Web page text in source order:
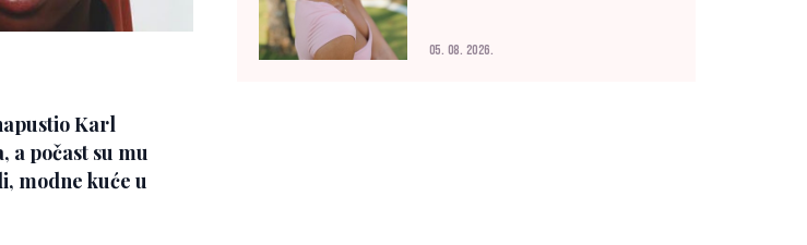
Karl
a počast su mu
, modne kuće u
05. 08. 2026.